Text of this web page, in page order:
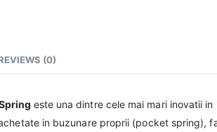
(0)
este una dintre cele mai mari inovatii
in buzunare proprii (pocket spring),